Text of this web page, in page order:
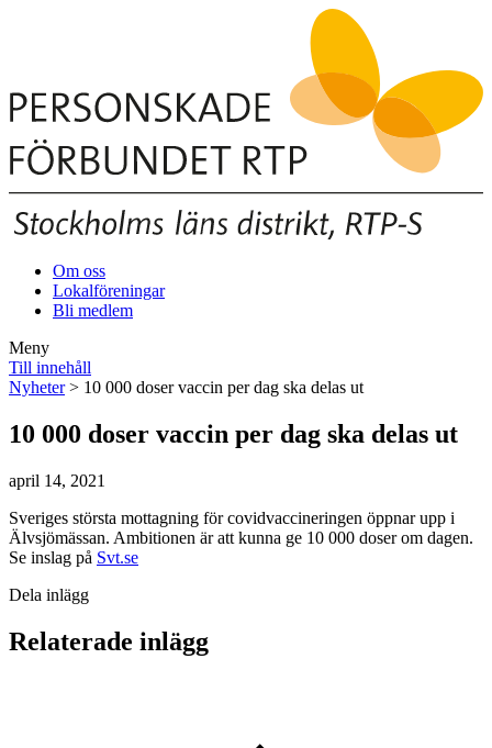
Om oss
Lokalföreningar
Bli medlem
Meny
Till innehåll
Nyheter> 10 000 doser vaccin per dag ska delas ut
10 000 doser vaccin per dag ska delas ut
april 14, 2021
Sveriges största mottagning för covidvaccineringen öppnar upp i
Älvsjömässan. Ambitionen är att kunna ge 10 000 doser om dagen.
Se inslag på Svt.se
Dela inlägg
Relaterade inlägg